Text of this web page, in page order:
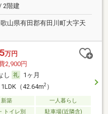
2階建
山県有田郡有田川町大字天
万円
2,900円
し
1ヶ月
（42.64m2）
新築
一人暮らし
トイレ別 駐車場(近隣含)